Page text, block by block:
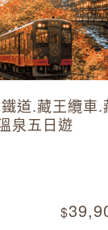
道.藏王纜車.
泉五日遊